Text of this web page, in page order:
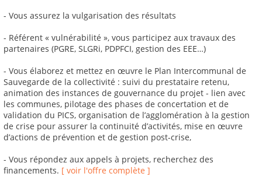
- Vous assurez la vulgarisation des résultats
- Référent « vulnérabilité », vous participez aux travaux des
partenaires (PGRE, SLGRi, PDPFCI, gestion des EEE…)
- Vous élaborez et mettez en œuvre le Plan Intercommunal de
Sauvegarde de la collectivité : suivi du prestataire retenu,
animation des instances de gouvernance du projet - lien avec
les communes, pilotage des phases de concertation et de
validation du PICS, organisation de l’agglomération à la gestion
de crise pour assurer la continuité d’activités, mise en œuvre
d’actions de prévention et de gestion post-crise,
- Vous répondez aux appels à projets, recherchez des
financements. [ voir l'offre complète ]